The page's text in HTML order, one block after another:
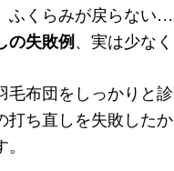
ふくらみが戻らない…
の失敗例、実は少なく
毛布団をしっかりと
打ち直しを失敗した